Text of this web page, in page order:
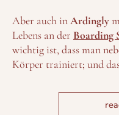
Aber auch inArdingly
Lebens an der Boarding
wichtig ist, dass man
Körper trainiert; und
ziemlich perfekt:
- Besonders